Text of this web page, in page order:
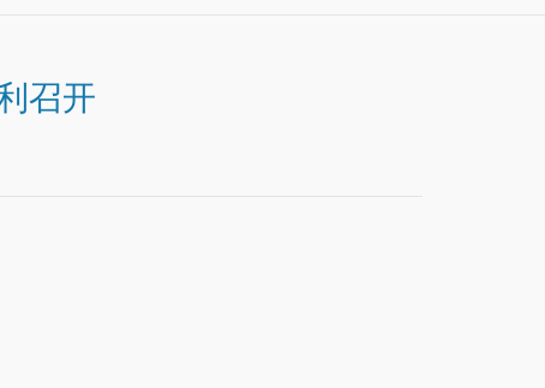
召开